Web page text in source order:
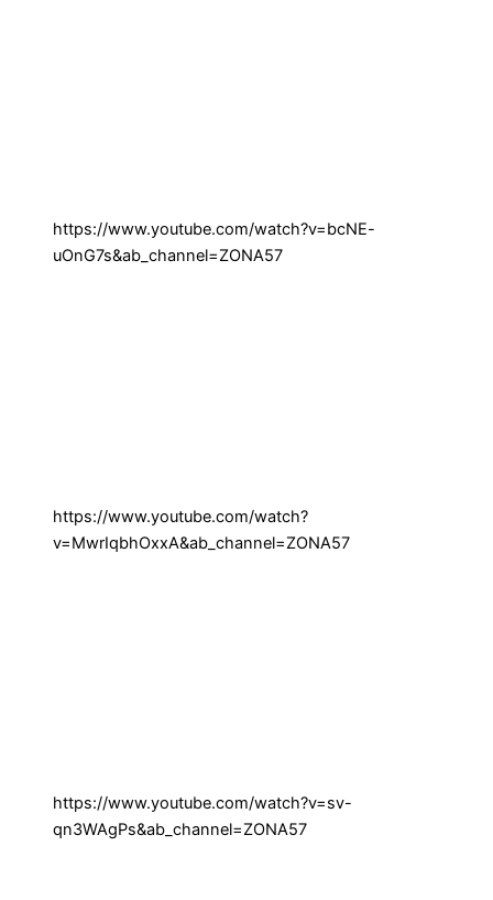
https://www.youtube.com/watch?v=bcNE-
uOnG7s&ab_channel=ZONA57
https://www.youtube.com/watch?
v=MwrIqbhOxxA&ab_channel=ZONA57
https://www.youtube.com/watch?v=sv-
qn3WAgPs&ab_channel=ZONA57